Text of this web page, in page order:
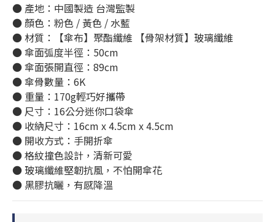
● 產地：中國製造 台灣監製
● 顏色：粉色 / 黃色 / 水藍
● 材質：【傘布】聚酯纖維 【骨架材質】玻璃纖維
● 傘面弧度半徑：50cm
● 傘面張開直徑：89cm
● 傘骨數量：6K
● 重量：170g輕巧好攜帶
● 尺寸：16公分迷你口袋傘
● 收納尺寸：16cm x 4.5cm x 4.5cm
● 開收方式：手開折傘
● 格紋撞色設計，清新可愛
● 玻璃纖維堅韌抗風，不怕開傘花
● 黑膠抗曬，有感降溫